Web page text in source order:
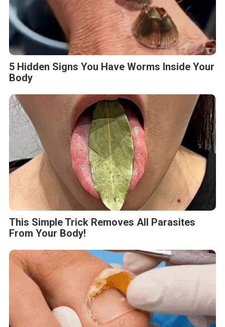
5 Hidden Signs You Have Worms Inside Your
Body
This Simple Trick Removes All Parasites
From Your Body!